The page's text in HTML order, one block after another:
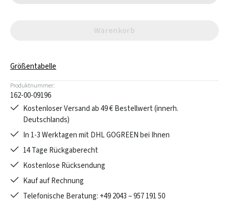
Warenkorb
Größentabelle
Produktnummer:
162-00-09196
Kostenloser Versand ab 49 € Bestellwert (innerh.
Deutschlands)
In 1-3 Werktagen mit DHL GOGREEN bei Ihnen
14 Tage Rückgaberecht
Kostenlose Rücksendung
Kauf auf Rechnung
Telefonische Beratung: +49 2043 – 957 191 50